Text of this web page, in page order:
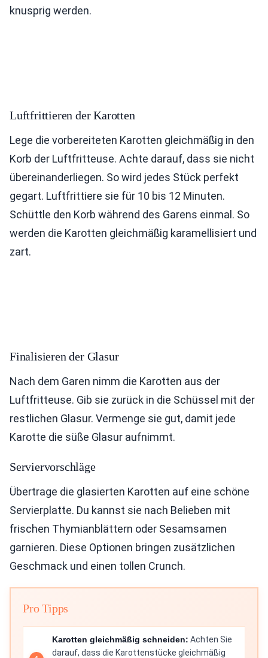
knusprig werden.
Luftfrittieren der Karotten
Lege die vorbereiteten Karotten gleichmäßig in den
Korb der Luftfritteuse. Achte darauf, dass sie nicht
übereinanderliegen. So wird jedes Stück perfekt
gegart. Luftfrittiere sie für 10 bis 12 Minuten.
Schüttle den Korb während des Garens einmal. So
werden die Karotten gleichmäßig karamellisiert und
zart.
Finalisieren der Glasur
Nach dem Garen nimm die Karotten aus der
Luftfritteuse. Gib sie zurück in die Schüssel mit der
restlichen Glasur. Vermenge sie gut, damit jede
Karotte die süße Glasur aufnimmt.
Serviervorschläge
Übertrage die glasierten Karotten auf eine schöne
Servierplatte. Du kannst sie nach Belieben mit
frischen Thymianblättern oder Sesamsamen
garnieren. Diese Optionen bringen zusätzlichen
Geschmack und einen tollen Crunch.
Pro Tipps
Karotten gleichmäßig schneiden: Achten Sie
darauf, dass die Karottenstücke gleichmäßig